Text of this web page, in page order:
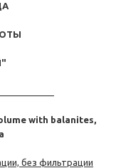
with balanites,
без фильтрации